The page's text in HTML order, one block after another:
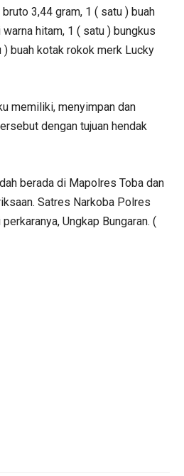
3,44 gram, 1 ( satu ) buah
hitam, 1 ( satu ) bungkus
buah kotak rokok merk Lucky
memiliki, menyimpan dan
dengan tujuan hendak
berada di Mapolres Toba dan
Satres Narkoba Polres
Ungkap Bungaran. (